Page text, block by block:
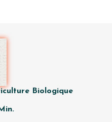
Biologique